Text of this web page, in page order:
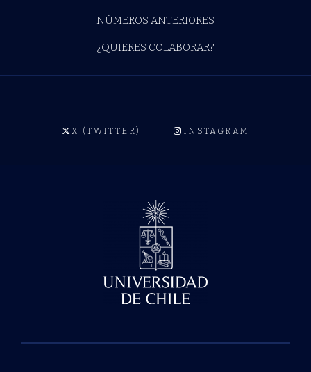
NÚMEROS ANTERIORES
¿QUIERES COLABORAR?
X (TWITTER) INSTAGRAM